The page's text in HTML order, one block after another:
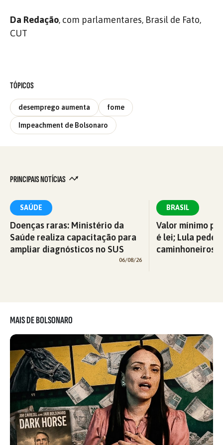
Da Redação, com parlamentares, Brasil de Fato,
CUT
TÓPICOS
desemprego aumenta fome
Impeachment de Bolsonaro
PRINCIPAIS NOTÍCIAS
SAÚDE
Doenças raras: Ministério da
Saúde realiza capacitação para
ampliar diagnósticos no SUS
06/08/26
BRASIL
Valor mínimo
é lei; Lula pede
caminhoneiros
MAIS DE BOLSONARO